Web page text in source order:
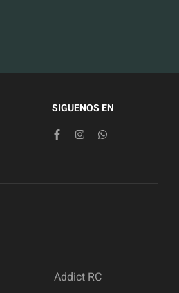
SIGUENOS EN
Addict RC